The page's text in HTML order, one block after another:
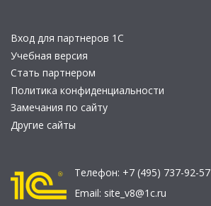
Вход для партнеров 1С
Учебная версия
Стать партнером
Политика конфиденциальности
Замечания по сайту
Другие сайты
Телефон: +7 (495) 737-92-57
Email: site_v8@1c.ru